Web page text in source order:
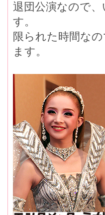
退団公演なので
す。
限られた時間な
ます。